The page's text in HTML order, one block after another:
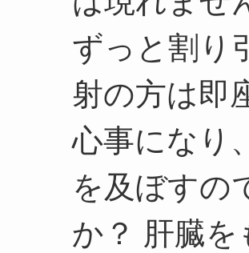
ずっと割り
射の方は即
心事になり
を及ぼすの
か？ 肝臓